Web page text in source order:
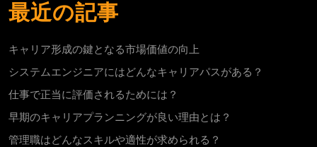
最近の記事
キャリア形成の鍵となる市場価値の向上
システムエンジニアにはどんなキャリアパスがある？
仕事で正当に評価されるためには？
早期のキャリアプランニングが良い理由とは？
管理職はどんなスキルや適性が求められる？